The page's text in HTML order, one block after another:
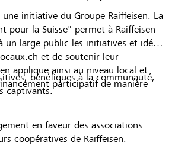
initiative du Groupe Raiffeisen. La
pour la Suisse" permet à Raiffeisen
un large public les initiatives et idées
et de soutenir leur
applique ainsi au niveau local et
participatif de manière
bénéfiques à la communauté,
captivants.
en faveur des associations
coopératives de Raiffeisen.